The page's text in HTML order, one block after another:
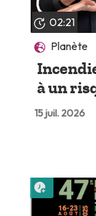
02:21
Planète
à un
15 juil. 2026
Lire plus